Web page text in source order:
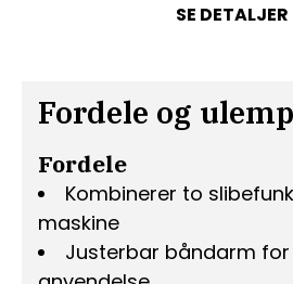
Fordele og
Fordele
Kombinerer to
maskine
Justerbar båndarm for
SE DETALJER